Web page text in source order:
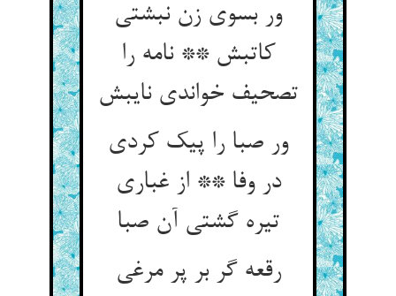
ور بسوی زن نبشتی
کاتبش ** نامه را
تصحیف خواندی نایبش
ور صبا را پیک کردی
در وفا ** از غباری
تیره گشتی آن صبا
رقعه گر بر پر مرغی